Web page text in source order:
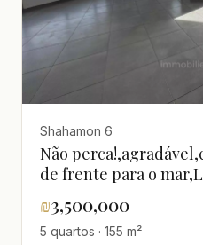
Shahamon 6
Não
de frente para o
localização,Bom
oportunidade,Boa
₪3,500,000
5 quartos · 155 m²